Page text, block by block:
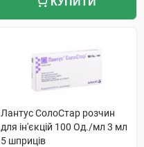
Лантус СолоСтар розчин
для ін'єкцій 100 Од./мл 3 мл
5 шприців